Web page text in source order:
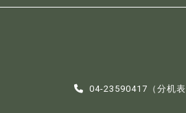
04-23590417（分机表